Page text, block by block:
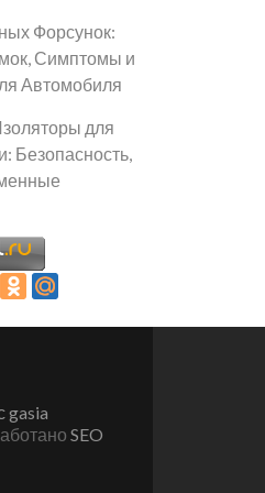
Форсунок:
Симптомы и
Автомобиля
для
Безопасность,
gasia
SEO